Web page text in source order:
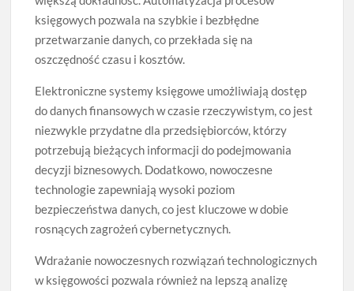
księgowych pozwala na szybkie i bezbłędne
przetwarzanie danych, co przekłada się na
oszczędność czasu i kosztów.
Elektroniczne systemy księgowe umożliwiają dostęp
do danych finansowych w czasie rzeczywistym, co jest
niezwykle przydatne dla przedsiębiorców, którzy
potrzebują bieżących informacji do podejmowania
decyzji biznesowych. Dodatkowo, nowoczesne
technologie zapewniają wysoki poziom
bezpieczeństwa danych, co jest kluczowe w dobie
rosnących zagrożeń cybernetycznych.
Wdrażanie nowoczesnych rozwiązań technologicznych
w księgowości pozwala również na lepszą analizę